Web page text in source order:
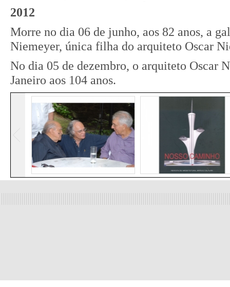
2012
Morre no dia 06 de junho, aos 82 anos, a
Niemeyer, única filha do arquiteto Oscar
No dia 05 de dezembro, o arquiteto Oscar
Janeiro aos 104 anos.